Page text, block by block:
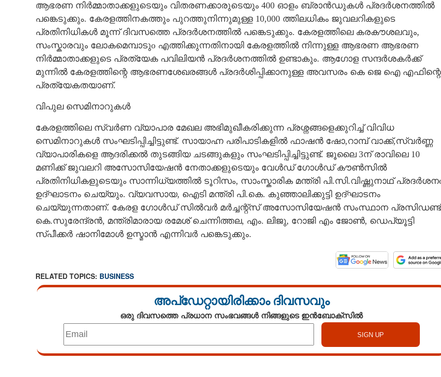
ആഭരണ നിർമ്മാതാക്കളുടെയും വിതരണക്കാരുടെയും 400 ഓളം ബ്രാൻഡുകൾ പ്രദർശനത്തിൽ
പങ്കെടുക്കും. കേരളത്തിനകത്തും പുറത്തുനിന്നുമുള്ള 10,000 ത്തിലധികം ജുവലറികളുടെ
പ്രതിനിധികൾ മൂന്ന് ദിവസത്തെ പ്രദർശനത്തിൽ പങ്കെടുക്കും. കേരളത്തിലെ കരകൗശലവും,
സംസ്കാരവും ലോകമെമ്പാടുo എത്തിക്കുന്നതിനായി കേരളത്തിൽ നിന്നുള്ള ആഭരണ ആഭരണ
നിർമ്മാതാക്കളുടെ പ്രത്യേക പവിലിയൻ പ്രദർശനത്തിൽ ഉണ്ടാകും. ആഗോള സന്ദർശകർക്ക്
മുന്നിൽ കേരളത്തിന്റെ ആഭരണശേഖരങ്ങൾ പ്രദർശിപ്പിക്കാനുള്ള അവസരം കെ ജെ ഐ എഫിന്റെ
പ്രത്യേകതയാണ്.
വിപുല സെമിനാറുകൾ
കേരളത്തിലെ സ്വർണ വ്യാപാര മേഖല അഭിമുഖീകരിക്കുന്ന പ്രശ്നങ്ങളെക്കുറിച്ച് വിവിധ
സെമിനാറുകൾ സംഘടിപ്പിച്ചിട്ടുണ്ട്. സായാഹ്ന പരിപാടികളിൽ ഫാഷൻ ഷോ,റാമ്പ് വാക്ക്,സ്വർണ്ണ
വ്യാപാരികളെ ആദരിക്കൽ തുടങ്ങിയ ചടങ്ങുകളും സംഘടിപ്പിച്ചിട്ടുണ്ട്. ജൂലൈ 3ന് രാവിലെ 10
മണിക്ക് ജുവലറി അസോസിയേഷൻ നേതാക്കളുടെയും വേൾഡ് ഗോൾഡ് കൗൺസിൽ
പ്രതിനിധികളുടെയും സാന്നിധ്യത്തിൽ ടൂറിസം, സാംസ്കാരിക മന്ത്രി പി.സി.വിഷ്ണുനാഥ്
ഉദ്ഘാടനം ചെയ്യും. വ്യവസായ, ഐടി മന്ത്രി പി.കെ. കുഞ്ഞാലിക്കുട്ടി ഉദ്ഘാടനം
ചെയ്യുന്നതാണ്. കേരള ഗോൾഡ് സിൽവർ മർച്ചന്റ്സ് അസോസിയേഷൻ സംസ്ഥാന പ്രസിഡണ്ട്
കെ.സുരേന്ദ്രൻ, മന്ത്രിമാരായ രമേശ് ചെന്നിത്തല, എം. ലിജു, റോജി എം ജോൺ, ഡെപ്യൂട്ടി
സ്പീക്കർ ഷാനിമോൾ ഉസ്മാൻ എന്നിവർ പങ്കെടുക്കും.
RELATED TOPICS: BUSINESS
അപ്ഡേറ്റായിരിക്കാം ദിവസവും
ഒരു ദിവസത്തെ പ്രധാന സംഭവങ്ങൾ നിങ്ങളുടെ ഇൻബോക്സിൽ